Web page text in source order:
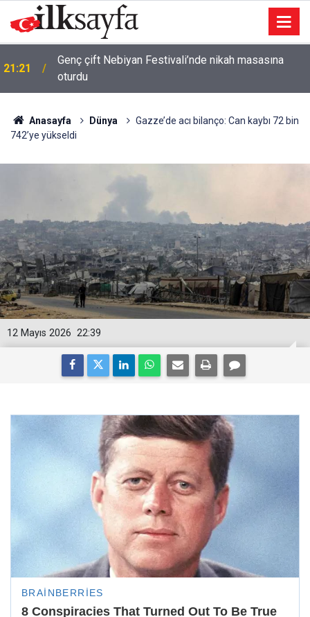
21:21
Genç çift Nebiyan Festivali’nde nikah masasına
oturdu
Anasayfa Dünya
Gazze’de acı bilanço: Can kaybı 72 bin
742’ye yükseldi
22:39
12 Mayıs 2026